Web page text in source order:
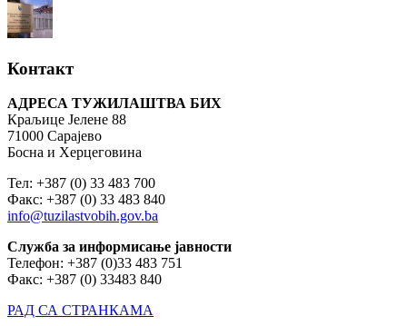
Контакт
АДРЕСА ТУЖИЛАШТВА БИХ
Краљице Јелене 88
71000 Сарајево
Босна и Херцеговина
Тел: +387 (0) 33 483 700
Факс: +387 (0) 33 483 840
info@tuzilastvobih.gov.ba
Служба за информисање јавности
Телефон: +387 (0)33 483 751
Факс: +387 (0) 33483 840
РАД СА СТРАНКАМА